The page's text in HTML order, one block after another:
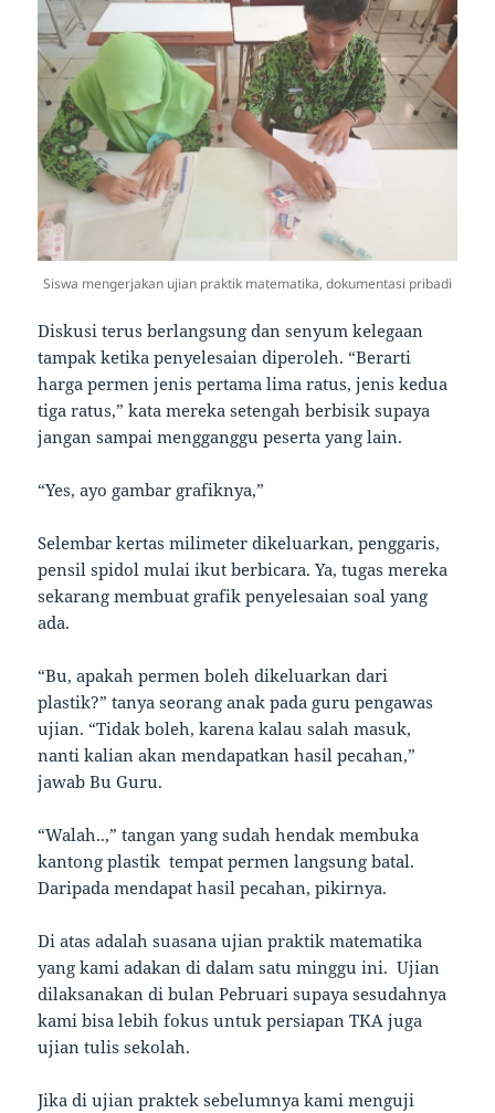
Siswa mengerjakan ujian praktik matematika, dokumentasi pribadi
Diskusi terus berlangsung dan senyum kelegaan
tampak ketika penyelesaian diperoleh. “Berarti
harga permen jenis pertama lima ratus, jenis kedua
tiga ratus,” kata mereka setengah berbisik supaya
jangan sampai mengganggu peserta yang lain.
“Yes, ayo gambar grafiknya,”
Selembar kertas milimeter dikeluarkan, penggaris,
pensil spidol mulai ikut berbicara. Ya, tugas mereka
sekarang membuat grafik penyelesaian soal yang
ada.
“Bu, apakah permen boleh dikeluarkan dari
plastik?” tanya seorang anak pada guru pengawas
ujian. “Tidak boleh, karena kalau salah masuk,
nanti kalian akan mendapatkan hasil pecahan,”
jawab Bu Guru.
“Walah..,” tangan yang sudah hendak membuka
kantong plastik tempat permen langsung batal.
Daripada mendapat hasil pecahan, pikirnya.
Di atas adalah suasana ujian praktik matematika
yang kami adakan di dalam satu minggu ini. Ujian
dilaksanakan di bulan Pebruari supaya sesudahnya
kami bisa lebih fokus untuk persiapan TKA juga
ujian tulis sekolah.
Jika di ujian praktek sebelumnya kami menguji